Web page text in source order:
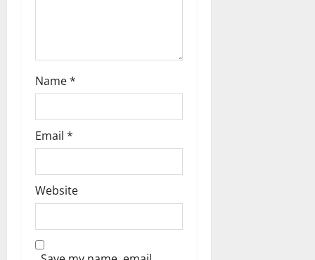
Name*
Email *
Website